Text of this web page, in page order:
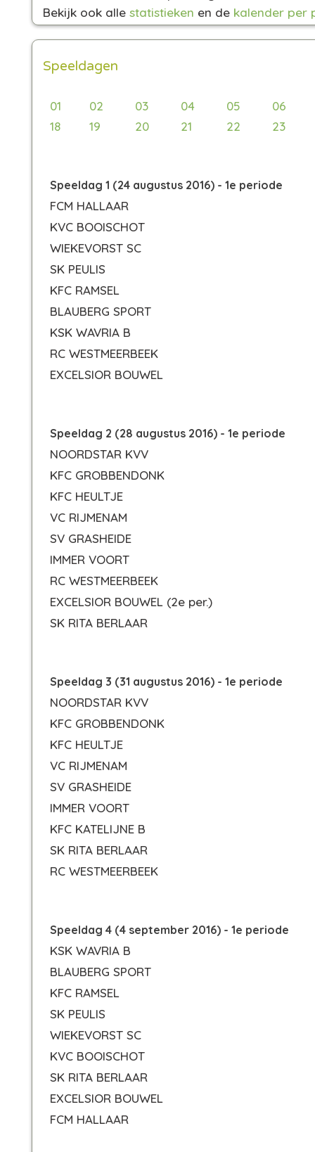
Bekijk ook alle statistieken en de kalender per
Speeldagen
01 02 03 04 05
06
18
19 20 21 22 23
Speeldag 1 (24 augustus 2016) - 1e periode
FCM HALLAAR
KVC BOOISCHOT
WIEKEVORST SC
SK PEULIS
KFC RAMSEL
BLAUBERG SPORT
KSK WAVRIA B
RC WESTMEERBEEK
EXCELSIOR BOUWEL
Speeldag 2 (28 augustus 2016) - 1e periode
NOORDSTAR KVV
KFC GROBBENDONK
KFC HEULTJE
VC RIJMENAM
SV GRASHEIDE
IMMER VOORT
RC WESTMEERBEEK
EXCELSIOR BOUWEL (2e per.)
SK RITA BERLAAR
Speeldag 3 (31 augustus 2016) - 1e periode
NOORDSTAR KVV
KFC GROBBENDONK
KFC HEULTJE
VC RIJMENAM
SV GRASHEIDE
IMMER VOORT
KFC KATELIJNE B
SK RITA BERLAAR
RC WESTMEERBEEK
Speeldag 4 (4 september 2016) - 1e periode
KSK WAVRIA B
BLAUBERG SPORT
KFC RAMSEL
SK PEULIS
WIEKEVORST SC
KVC BOOISCHOT
SK RITA BERLAAR
EXCELSIOR BOUWEL
FCM HALLAAR